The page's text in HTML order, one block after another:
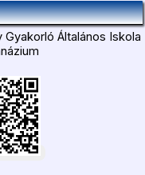
Általános Iskola